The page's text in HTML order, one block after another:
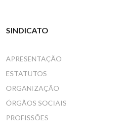
SINDICATO
APRESENTAÇÃO
ESTATUTOS
ORGANIZAÇÃO
ÓRGÃOS SOCIAIS
PROFISSÕES